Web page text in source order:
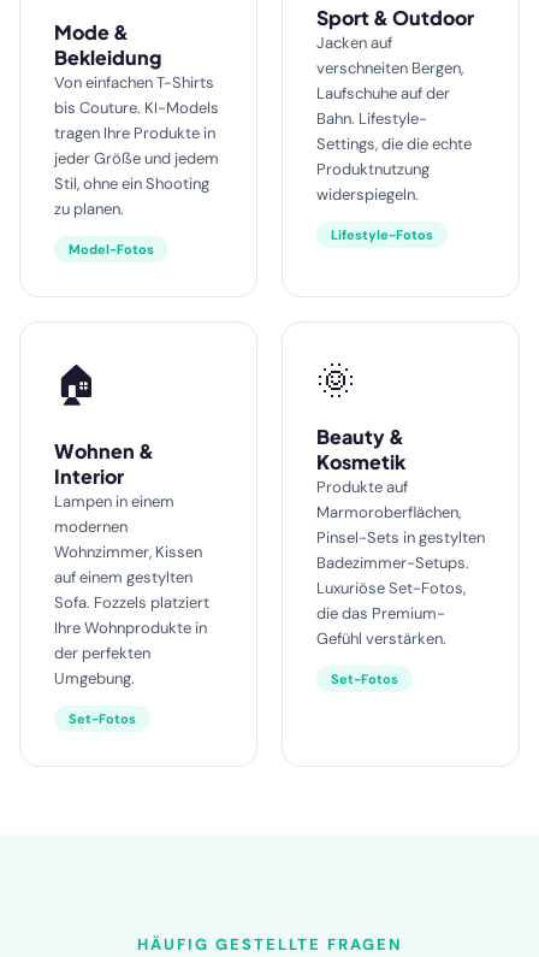
Mode &
Bekleidung
Von einfachen T-Shirts
bis Couture. KI-Models
tragen Ihre Produkte in
jeder Größe und jedem
Stil, ohne ein Shooting
zu planen.
Model-Fotos
Sport & Outdoor
Jacken auf
verschneiten Bergen,
Laufschuhe auf der
Bahn. Lifestyle-
Settings, die die echte
Produktnutzung
widerspiegeln.
Lifestyle-Fotos
🏠
Wohnen &
Interior
Lampen in einem
modernen
Wohnzimmer, Kissen
auf einem gestylten
Sofa. Fozzels platziert
Ihre Wohnprodukte in
der perfekten
Umgebung.
Set-Fotos
🌞
Beauty &
Kosmetik
Produkte auf
Marmoroberflächen,
Pinsel-Sets in gestylten
Badezimmer-Setups.
Luxuriöse Set-Fotos,
die das Premium-
Gefühl verstärken.
Set-Fotos
HÄUFIG GESTELLTE FRAGEN